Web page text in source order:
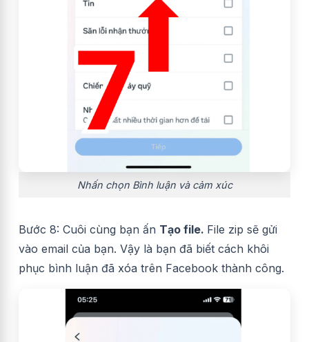
Nhấn chọn Bình luận và cảm xúc
Bước 8: Cuôi cùng bạn ấn Tạo file. File zip sẽ gửi
vào email của bạn. Vậy là bạn đã biết cách khôi
phục bình luận đã xóa trên Facebook thành công.